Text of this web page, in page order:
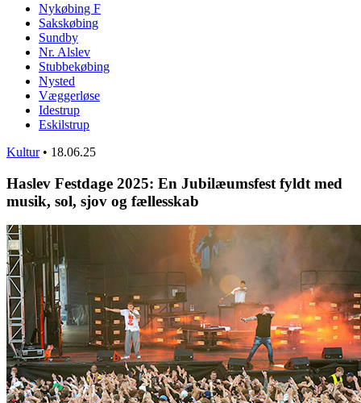
Nykøbing F
Sakskøbing
Sundby
Nr. Alslev
Stubbekøbing
Nysted
Væggerløse
Idestrup
Eskilstrup
Kultur • 18.06.25
Haslev Festdage 2025: En Jubilæumsfest fyldt med
musik, sol, sjov og fællesskab